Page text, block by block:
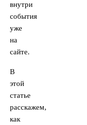
внутри
события
уже
на
сайте.
В
этой
статье
расскажем,
как